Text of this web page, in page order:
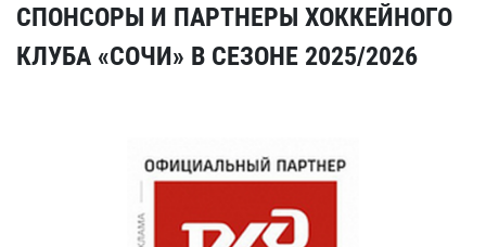
СПОНСОРЫ И ПАРТНЕРЫ ХОККЕЙНОГО
КЛУБА «СОЧИ» В СЕЗОНЕ 2025/2026